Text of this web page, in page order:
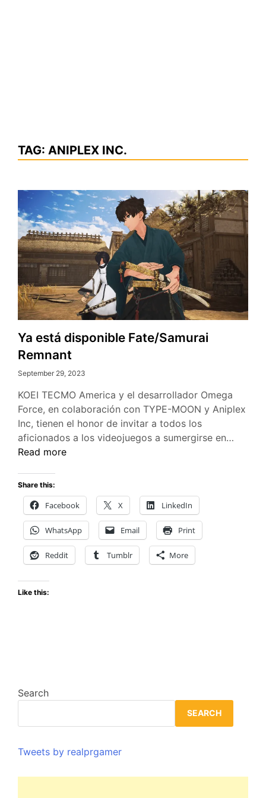
TAG: ANIPLEX INC.
Ya está disponible Fate/Samurai
Remnant
September 29, 2023
KOEI TECMO America y el desarrollador Omega
Force, en colaboración con TYPE-MOON y Aniplex
Inc, tienen el honor de invitar a todos los
aficionados a los videojuegos a sumergirse en…
Read more
Share this:
Facebook X LinkedIn
WhatsApp Email Print
Reddit Tumblr More
Like this:
Search
SEARCH
Tweets by realprgamer